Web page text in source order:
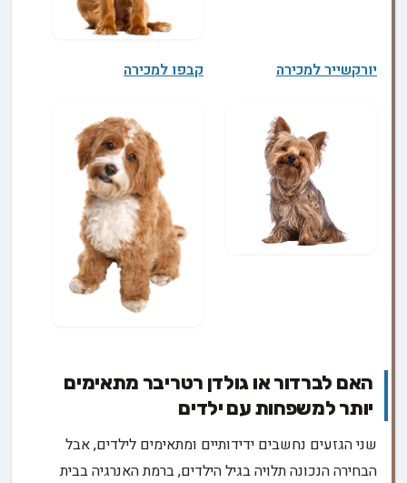
יורקשייר למכירה קבפו למכירה
האם לברדור או גולדן רטריבר מתאימים
יותר למשפחות עם ילדים
שני הגזעים נחשבים ידידותיים ומתאימים לילדים, אבל
הבחירה הנכונה תלויה בגיל הילדים, ברמת האנרגיה בבית